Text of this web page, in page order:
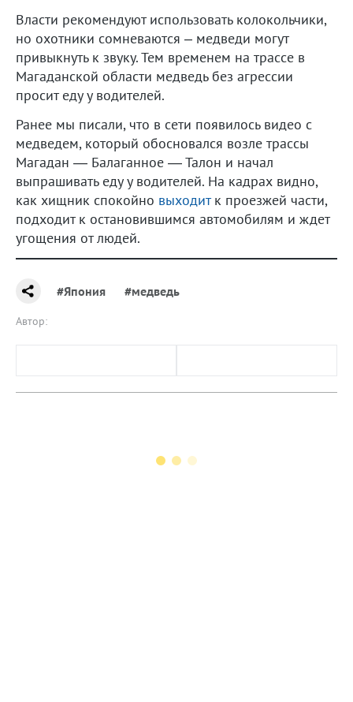
Власти рекомендуют использовать колокольчики,
но охотники сомневаются – медведи могут
привыкнуть к звуку. Тем временем на трассе в
Магаданской области медведь без агрессии
просит еду у водителей.
Ранее мы писали, что в сети появилось видео с
медведем, который обосновался возле трассы
Магадан — Балаганное — Талон и начал
выпрашивать еду у водителей. На кадрах видно,
как хищник спокойно выходитк проезжей части,
подходит к остановившимся автомобилям и ждет
угощения от людей.
#Япония #медведь
Автор: